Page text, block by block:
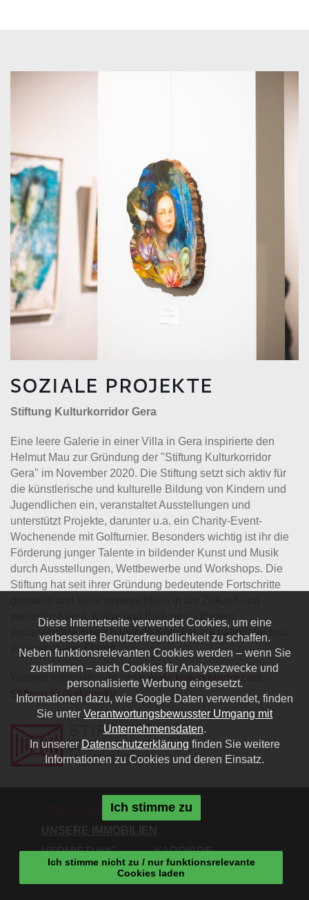
SOZIALE PROJEKTE
Stiftung Kulturkorridor Gera
Eine leere Galerie in einer Villa in Gera inspirierte den
Helmut Mau zur Gründung der "Stiftung Kulturkorridor
Gera" im November 2020. Die Stiftung setzt sich aktiv für
die künstlerische und kulturelle Bildung von Kindern und
Jugendlichen ein, veranstaltet Ausstellungen und
unterstützt Projekte, darunter u.a. ein Charity-Event-
Wochenende mit Golfturnier. Besonders wichtig ist ihr die
Förderung junger Talente in bildender Kunst und Musik
durch Ausstellungen, Wettbewerbe und Workshops. Die
Stiftung hat seit ihrer Gründung bedeutende Fortschritte
weiterhin Kunst, Kultur und Bildung zu fördern,
insbesondere junge bildende Künstler auf nationaler und
internationaler Ebene
Weitere Informationen unter www.kulturkorridor.com -
Stiftung Kulturkorridor
ANKAUF
VERMIETUNG
KARRIERE
KONTAKT
Diese Internetseite verwendet Cookies, um eine
verbesserte Benutzerfreundlichkeit zu schaffen.
Neben funktionsrelevanten Cookies werden – wenn Sie
zustimmen – auch Cookies für Analysezwecke und
personalisierte Werbung eingesetzt.
Informationen dazu, wie Google Daten verwendet, finden
Sie unter Verantwortungsbewusster Umgang mit
Unternehmensdaten.
In unserer Datenschutzerklärung finden Sie weitere
Informationen zu Cookies und deren Einsatz.
Ich stimme zu
Ich stimme nicht zu / nur funktionsrelevante
Cookies laden